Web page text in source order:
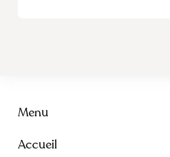
Menu
Accueil